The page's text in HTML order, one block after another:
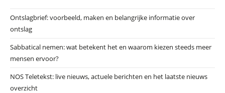
Ontslagbrief: voorbeeld, maken en belangrijke informatie over
ontslag
Sabbatical nemen: wat betekent het en waarom kiezen steeds meer
mensen ervoor?
NOS Teletekst: live nieuws, actuele berichten en het laatste nieuws
overzicht